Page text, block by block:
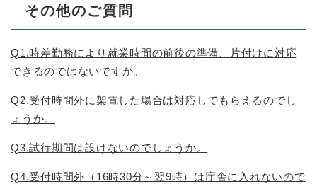
その他のご質問
Q1.時差勤務により就業時間の前後の準備、片付けに対応
できるのではないですか。
Q2.受付時間外に架電した場合は対応してもらえるのでし
ょうか。
Q3.試行期間は設けないのでしょうか。
Q4.受付時間外（16時30分～翌9時）は庁舎に入れないので